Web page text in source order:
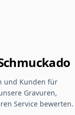
und Kunden für
Gravuren,
Service bewerten.